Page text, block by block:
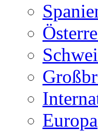
Europa